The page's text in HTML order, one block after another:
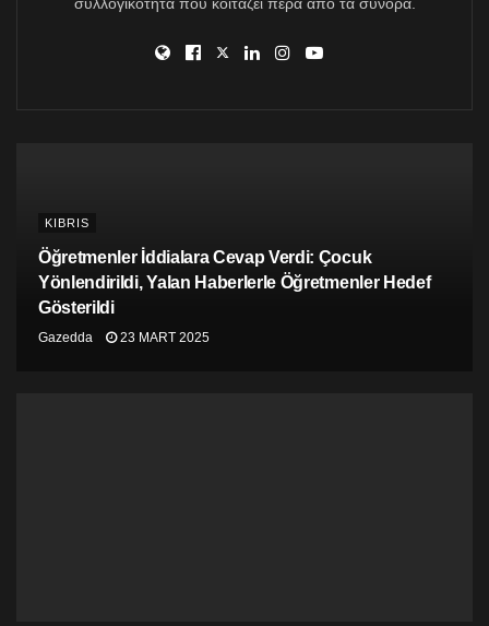
“Tüm Kıbrıs halkının; onların ve bizim insan haklarının
KIBRIS
Öğretmenler İddialara Cevap Verdi: Çocuk
Yönlendirildi, Yalan Haberlerle Öğretmenler Hedef
Gösterildi
Gazedda 23 MART 2025